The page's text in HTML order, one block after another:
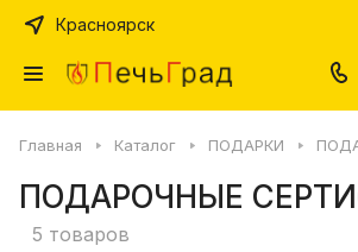
Красноярск
Главная Каталог ПОДАРКИ
ПОДАРОЧНЫЕ
5 товаров